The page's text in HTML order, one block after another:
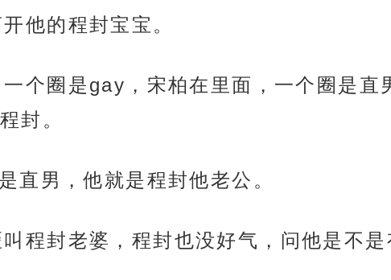
他的程封宝宝。
个圈是gay，宋柏在里面，一个圈是直
封。
直男，他就是程封他老公。
程封老婆，程封也没好气，问他是不是